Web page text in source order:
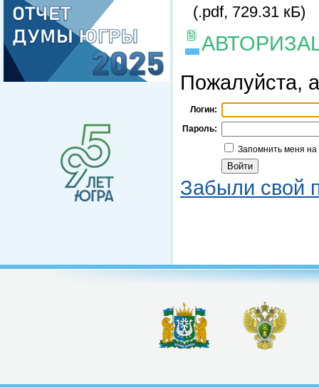
(.pdf, 729.31 кБ)
Пожалуйста,
Логин:
Пароль:
Запомнить меня
Забыли свой